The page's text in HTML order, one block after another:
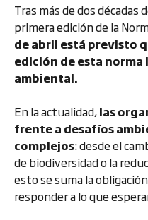
Tras más de dos décadas
primera edición de la
de abril está previsto
edición de esta
ambiental.
En la actualidad,las
frente a desafíos
complejos: desde el
de biodiversidad o la
esto se suma la
responder a lo que